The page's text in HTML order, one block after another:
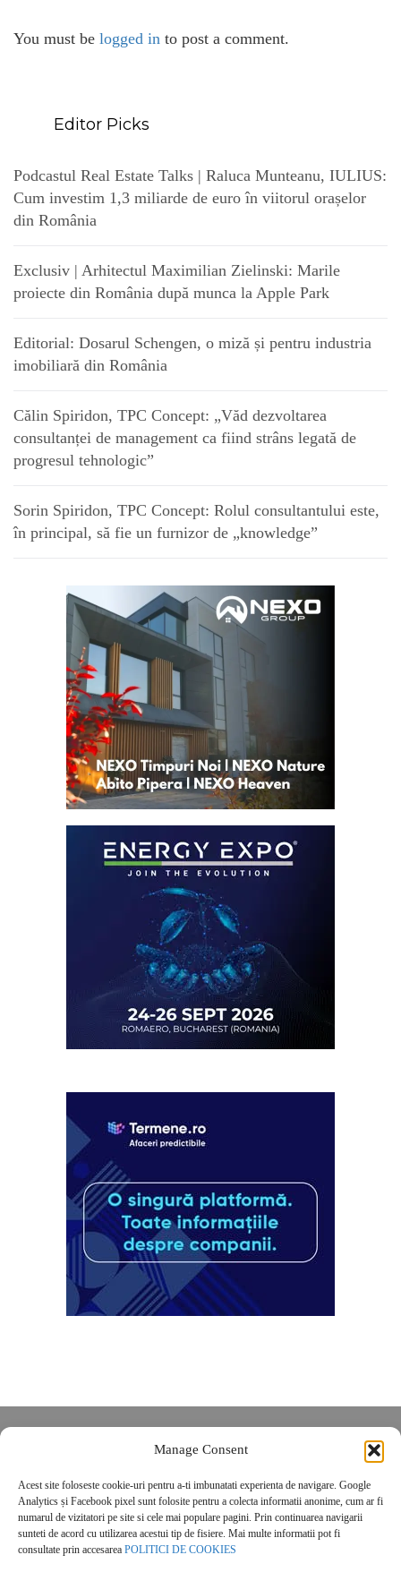
Manage Consent
Acest site foloseste cookie-uri pentru a-ti imbunatati experienta de navigare. Google
Analytics și Facebook pixel sunt folosite pentru a colecta informatii anonime, cum ar fi
numarul de vizitatori pe site si cele mai populare pagini. Prin continuarea navigarii
sunteti de acord cu utilizarea acestui tip de fisiere. Mai multe informatii pot fi
consultate prin accesarea POLITICI DE COOKIES
You must be logged in to post a comment.
Editor Picks
Podcastul Real Estate Talks | Raluca Munteanu, IULIUS:
Cum investim 1,3 miliarde de euro în viitorul orașelor
din România
Exclusiv | Arhitectul Maximilian Zielinski: Marile
proiecte din România după munca la Apple Park
Editorial: Dosarul Schengen, o miză și pentru industria
imobiliară din România
Călin Spiridon, TPC Concept: „Văd dezvoltarea
consultanței de management ca fiind strâns legată de
progresul tehnologic”
Sorin Spiridon, TPC Concept: Rolul consultantului este,
în principal, să fie un furnizor de „knowledge”
POLITICĂ DE CONFIDENȚIALITATE
Politica de cookies